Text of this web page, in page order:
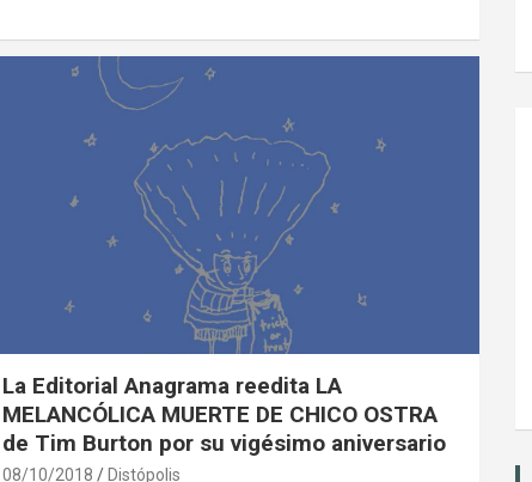
La Editorial Anagrama reedita LA
MELANCÓLICA MUERTE DE CHICO OSTRA
de Tim Burton por su vigésimo aniversario
08/10/2018 Distópolis